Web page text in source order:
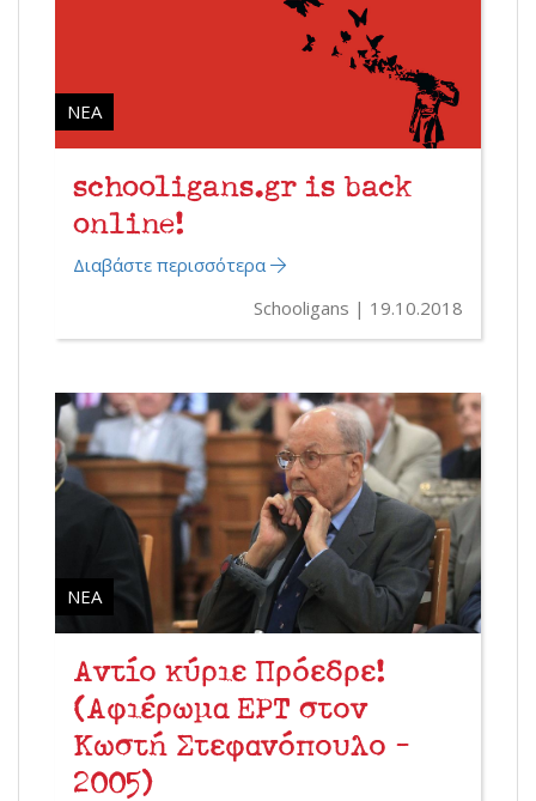
ΝΈΑ
schooligans.gr is back
online!
Διαβάστε περισσότερα
Schooligans
19.10.2018
ΝΈΑ
Αντίο κύριε Πρόεδρε!
(Αφιέρωμα ΕΡΤ στον
Κωστή Στεφανόπουλο -
2005)